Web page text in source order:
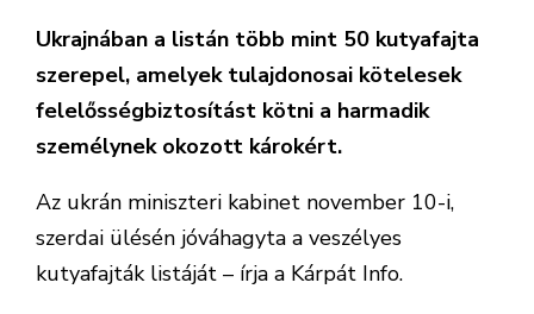
Ukrajnában a listán több mint 50 kutyafajta
szerepel, amelyek tulajdonosai kötelesek
felelősségbiztosítást kötni a harmadik
személynek okozott károkért.
Az ukrán miniszteri kabinet november 10-i,
szerdai ülésén jóváhagyta a veszélyes
kutyafajták listáját – írja a Kárpát Info.